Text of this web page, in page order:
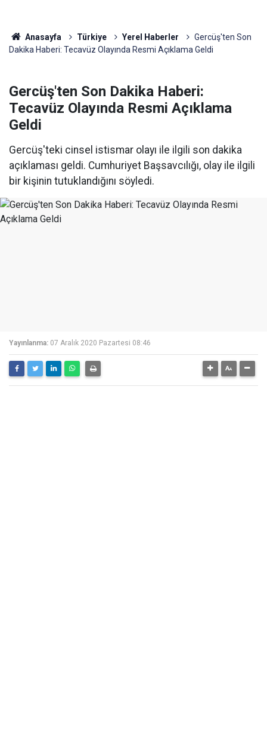
Anasayfa Türkiye Yerel Haberler
Gercüş'ten Son
Dakika Haberi: Tecavüz Olayında Resmi Açıklama Geldi
Gercüş'ten Son Dakika Haberi:
Tecavüz Olayında Resmi Açıklama
Geldi
Gercüş'teki cinsel istismar olayı ile ilgili son dakika
açıklaması geldi. Cumhuriyet Başsavcılığı, olay ile ilgili
bir kişinin tutuklandığını söyledi.
Yayınlanma: 07 Aralık 2020 Pazartesi 08:46